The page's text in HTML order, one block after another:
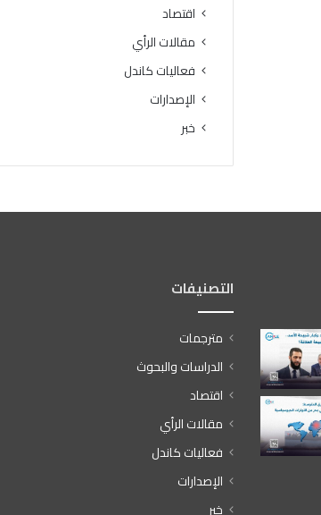
اقتصاد
مقالات الرأي
فعاليات كاندل
الإصدارات
خبر
التصنيفات
مترجمات
الدراسات والبحوث
اقتصاد
مقالات الرأي
فعاليات كاندل
الإصدارات
خبر